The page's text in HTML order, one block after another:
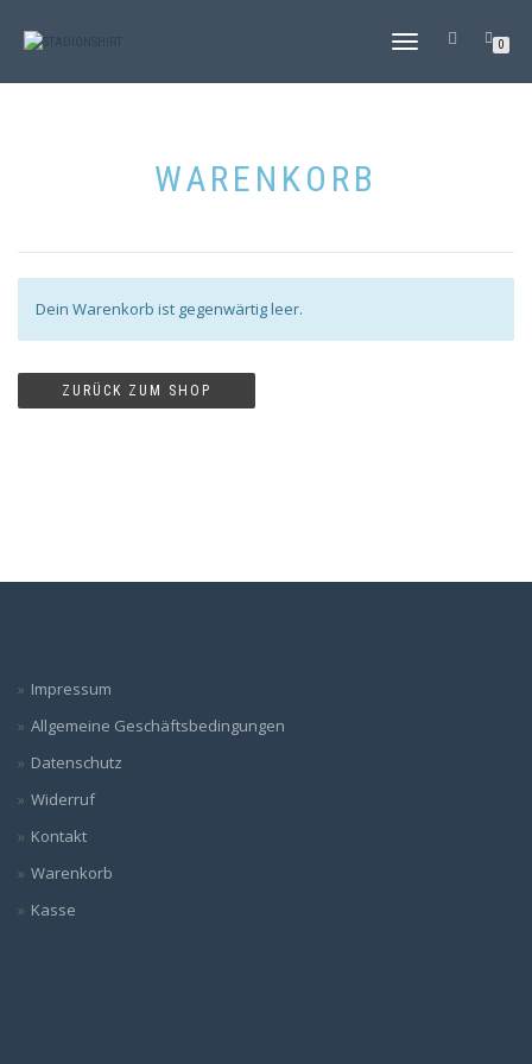
NAVIGATION
0
WARENKORB
Dein Warenkorb ist gegenwärtig leer.
ZURÜCK ZUM SHOP
Impressum
Allgemeine Geschäftsbedingungen
Datenschutz
Widerruf
Kontakt
Warenkorb
Kasse